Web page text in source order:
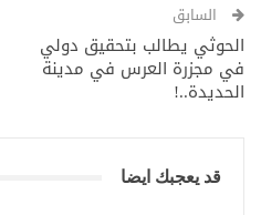
السابق
الحوثي يطالب بتحقيق دولي
في مجزرة العرس في مدينة
الحديدة..!
قد يعجبك ايضا